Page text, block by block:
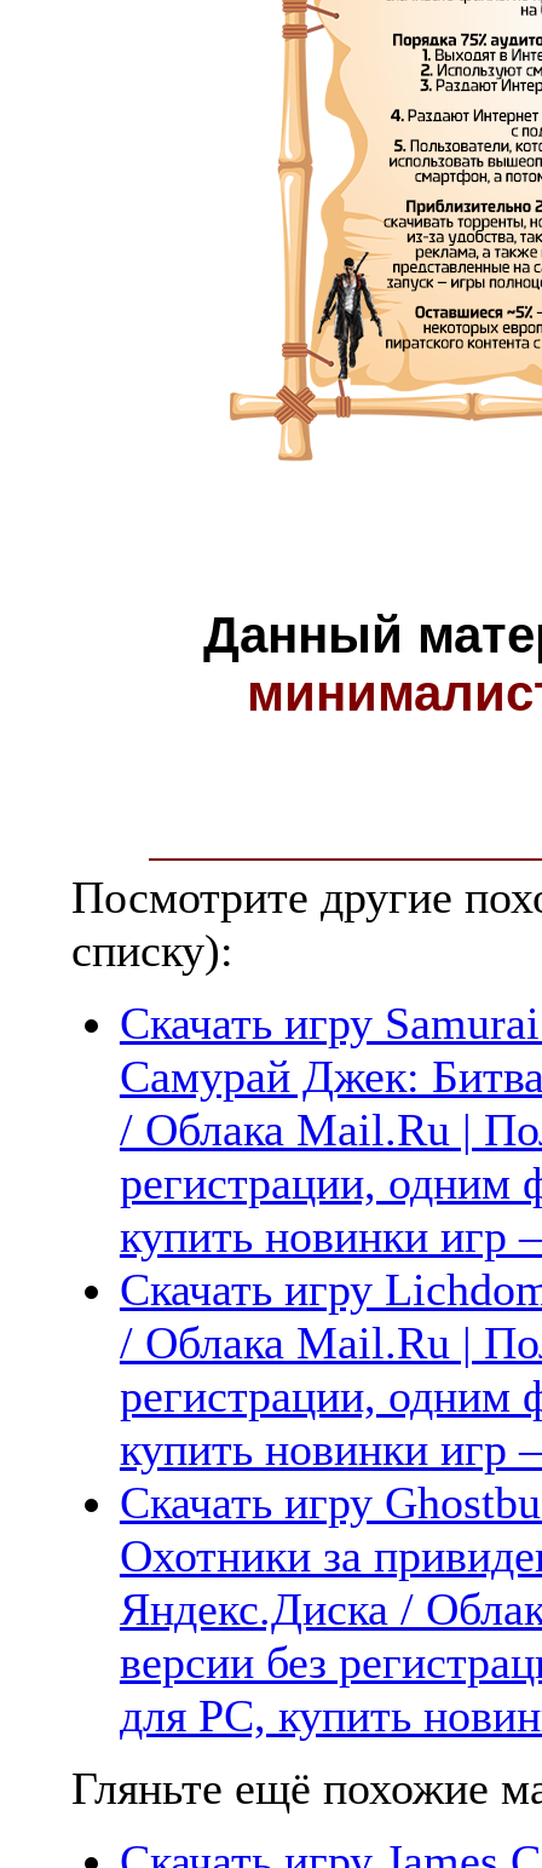
Данный
Посмотрите другие
списку):
Скачать игру
Самурай Джек:
/ Облака Mail.Ru |
регистрации, одним
купить новинки
Скачать игру
/ Облака Mail.Ru |
регистрации, одним
купить новинки
Скачать игру
Охотники за
Яндекс.Диска /
версии без
для PC, купить
Гляньте ещё похожие